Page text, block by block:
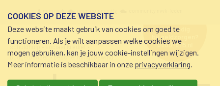
schuldhulp • sociaal krediet •
budgetbeheer • beschermingsbewind
hulp nodig
bij geldzorgen?
0800-8115.nl
COOKIES OP DEZE WEBSITE
Deze website maakt gebruik van cookies om goed te
functioneren. Als je wilt aanpassen welke cookies we
mogen gebruiken, kan je jouw cookie-instellingen wijzigen.
Meer informatie is beschikbaar in onze privacyverklaring.